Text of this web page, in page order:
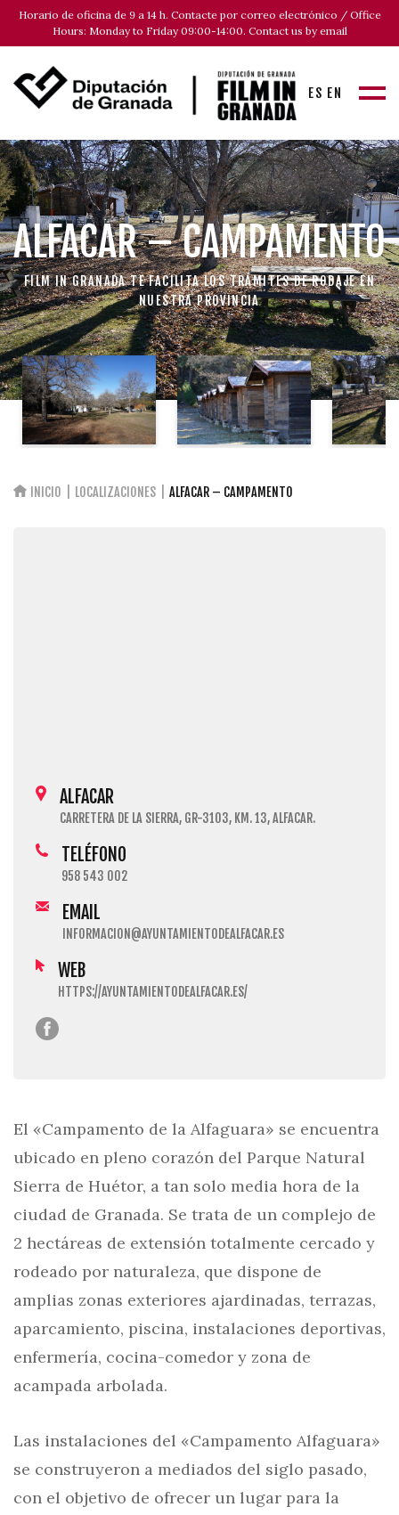
Horario de oficina de 9 a 14 h. Contacte por correo electrónico / Office
Hours: Monday to Friday 09:00-14:00. Contact us by email
ES EN
ALFACAR – CAMPAMENTO
FILM IN GRANADA TE FACILITA LOS TRÁMITES DE RODAJE EN
NUESTRA PROVINCIA
INICIO LOCALIZACIONES ALFACAR – CAMPAMENTO
ALFACAR
CARRETERA DE LA SIERRA, GR-3103, KM. 13, ALFACAR.
TELÉFONO
958 543 002
EMAIL
INFORMACION@AYUNTAMIENTODEALFACAR.ES
WEB
HTTPS://AYUNTAMIENTODEALFACAR.ES/
El «Campamento de la Alfaguara» se encuentra
ubicado en pleno corazón del Parque Natural
Sierra de Huétor, a tan solo media hora de la
ciudad de Granada. Se trata de un complejo de
2 hectáreas de extensión totalmente cercado y
rodeado por naturaleza, que dispone de
amplias zonas exteriores ajardinadas, terrazas,
aparcamiento, piscina, instalaciones deportivas,
enfermería, cocina-comedor y zona de
acampada arbolada.
Las instalaciones del «Campamento Alfaguara»
se construyeron a mediados del siglo pasado,
con el objetivo de ofrecer un lugar para la